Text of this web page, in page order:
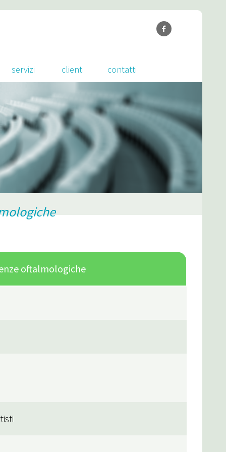
servizi clienti contatti
oftalmologiche